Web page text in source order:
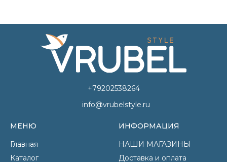
+79202538264
info@vrubelstyle.ru
МЕНЮ
Главная
Каталог
ИНФОРМАЦИЯ
НАШИ МАГАЗИНЫ
Доставка и оплата